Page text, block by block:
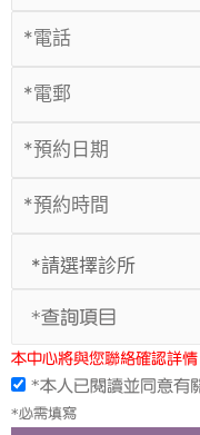
*查詢項目
本中心將與您聯絡確認詳情
*本人已閱讀並同意有
*必需填寫